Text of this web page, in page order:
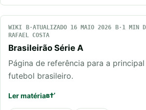
WIKI ATUALIZADO 16 MAIO 2026
1 MIN
RAFAEL COSTA
Brasileirão Série A
Página de referência para a
futebol brasileiro.
Ler matéria